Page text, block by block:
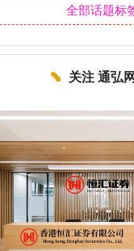
全部话题标
关注 通弘